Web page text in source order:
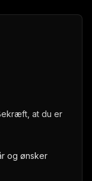
at du er
og ønsker